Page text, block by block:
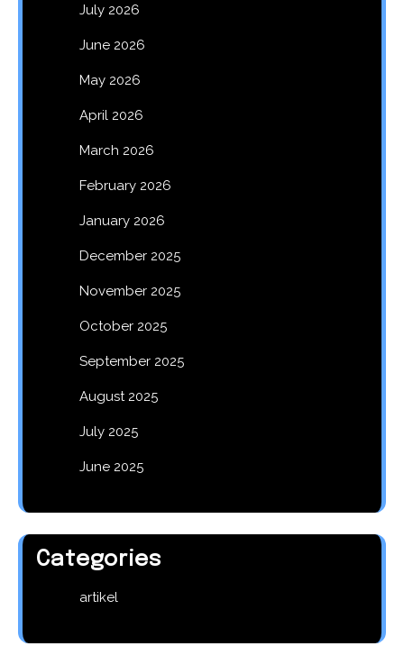
July 2026
June 2026
May 2026
April 2026
March 2026
February 2026
January 2026
December 2025
November 2025
October 2025
September 2025
August 2025
July 2025
June 2025
Categories
artikel